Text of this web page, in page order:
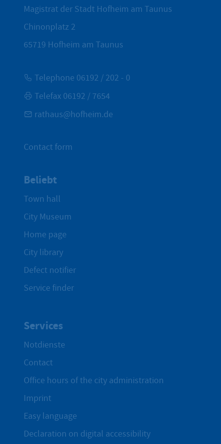
Magistrat der Stadt Hofheim am Taunus
Chinonplatz 2
65719 Hofheim am Taunus
Telephone 06192 / 202 - 0
Telefax 06192 / 7654
rathaus@hofheim.de
Contact form
Beliebt
Town hall
City Museum
Home page
City library
Defect notifier
Service finder
Services
Notdienste
Contact
Office hours of the city administration
Imprint
Easy language
Declaration on digital accessibility